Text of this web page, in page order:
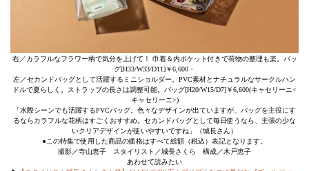
右／カラフルなフラワー柄で気分を上げて！ 巾着＆内ポケット付きで荷物の整理も楽。バッ
グ[H33/W33/D11]￥6,600・
左／セカンドバッグとして活躍するミニショルダー。PVC素材とナチュラルなサークルハン
ドルで夏らしく。ストラップの長さは調整可能。バッグ[H20/W15/D7]￥6,600(キャセリーニ<
キャセリーニ>)
「水際シーンでも活躍するPVCバッグ。色々なデザインが出ていますが、バッグを主役にす
るならカラフルな花柄はすごくおすすめ。セカンドバッグとして毎日使うなら、主張の少な
いクリアデザインが使いやすいですね」（城長さん）
●この特集で使用した商品の価格はすべて総額（税込）表記となります。
撮影／寺山恵子 スタイリスト／城長さくら 構成／木戸恵子
あわせて読みたい